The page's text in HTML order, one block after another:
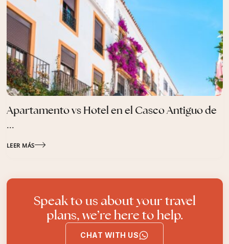
Apartamento vs Hotel en el Casco Antiguo de
...
LEER MÁS
Speak to us about your travel
plans, we’re here to help.
CHAT WITH US